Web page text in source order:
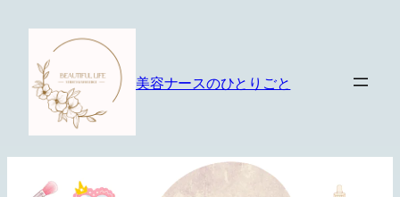
美容ナースのひとりごと